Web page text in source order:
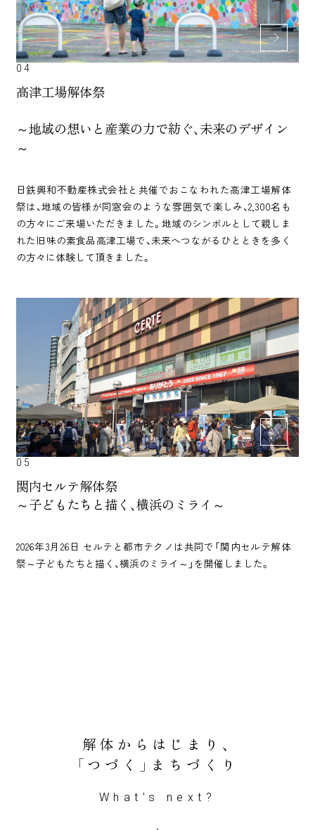
04
高津工場解体祭
～地域の想いと産業の力で紡ぐ、未来のデザイン
～
日鉄興和不動産株式会社と共催でおこなわれた高津工場解体
祭は、地域の皆様が同窓会のような雰囲気で楽しみ、2,300名も
の方々にご来場いただきました。地域のシンボルとして親しま
れた旧味の素食品高津工場で、未来へつながるひとときを多く
の方々に体験して頂きました。
05
関内セルテ解体祭
～子どもたちと描く、横浜のミライ～
2026年3月26日 セルテと都市テクノは共同で「関内セルテ解体
祭～子どもたちと描く、横浜のミライ～」を開催しました。
解体からはじまり、
「つづく」まちづくり
What's next?